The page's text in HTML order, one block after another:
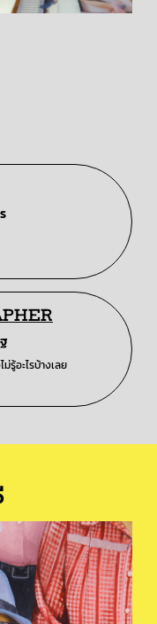
รู้อะไรบ้างเลย